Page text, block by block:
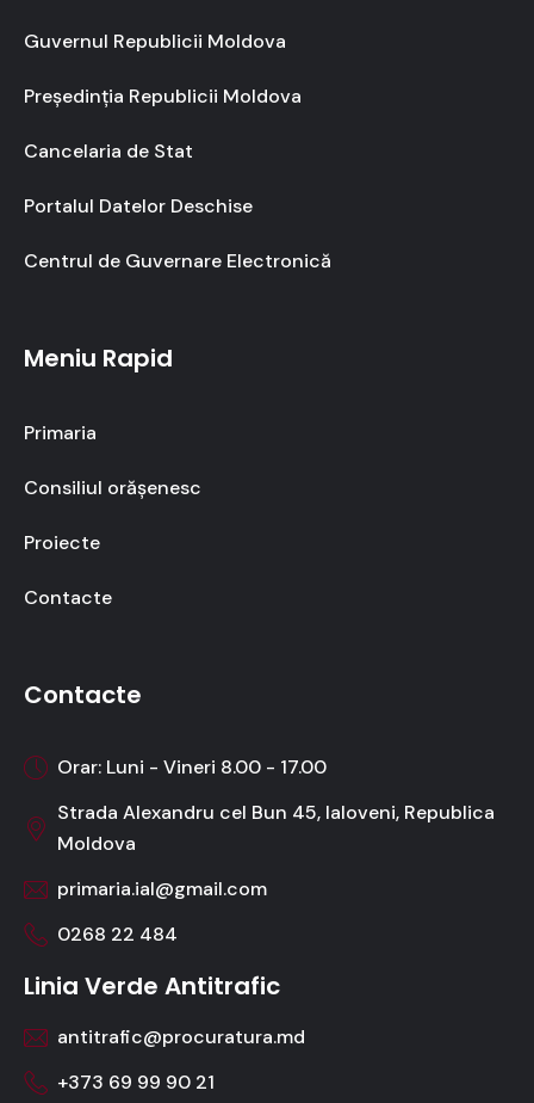
Guvernul Republicii Moldova
Președinția Republicii Moldova
Cancelaria de Stat
Portalul Datelor Deschise
Centrul de Guvernare Electronică
Meniu Rapid
Primaria
Consiliul orășenesc
Proiecte
Contacte
Contacte
Orar: Luni - Vineri 8.00 - 17.00
Strada Alexandru cel Bun 45, Ialoveni, Republica
Moldova
primaria.ial@gmail.com
0268 22 484
Linia Verde Antitrafic
antitrafic@procuratura.md
+373 69 99 90 21